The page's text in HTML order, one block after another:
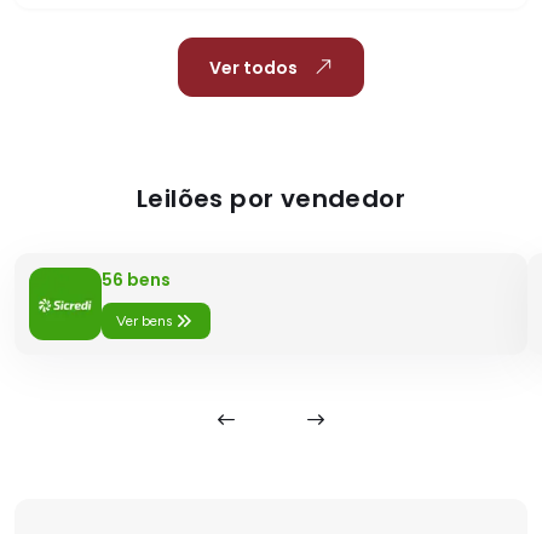
Ver todos
Leilões por vendedor
56 bens
Ver bens